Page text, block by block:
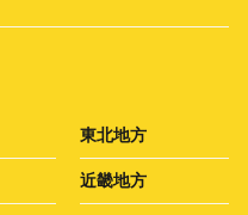
東北地方
近畿地方